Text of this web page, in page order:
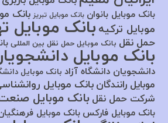
بانک موبایل بانوان بانک موبایل تبریز بانک
موبایل ترکیه بانک موبایل
حمل نقل بانک موبایل حمل نقل بین المللی
بانک موبایل
دانشجویان دانشگاه آزاد بانک موبایل
موبایل رانندگان بانک موبایل
شرکت حمل نقل بانک موبایل
بانک موبایل فارکس بانک موبایل